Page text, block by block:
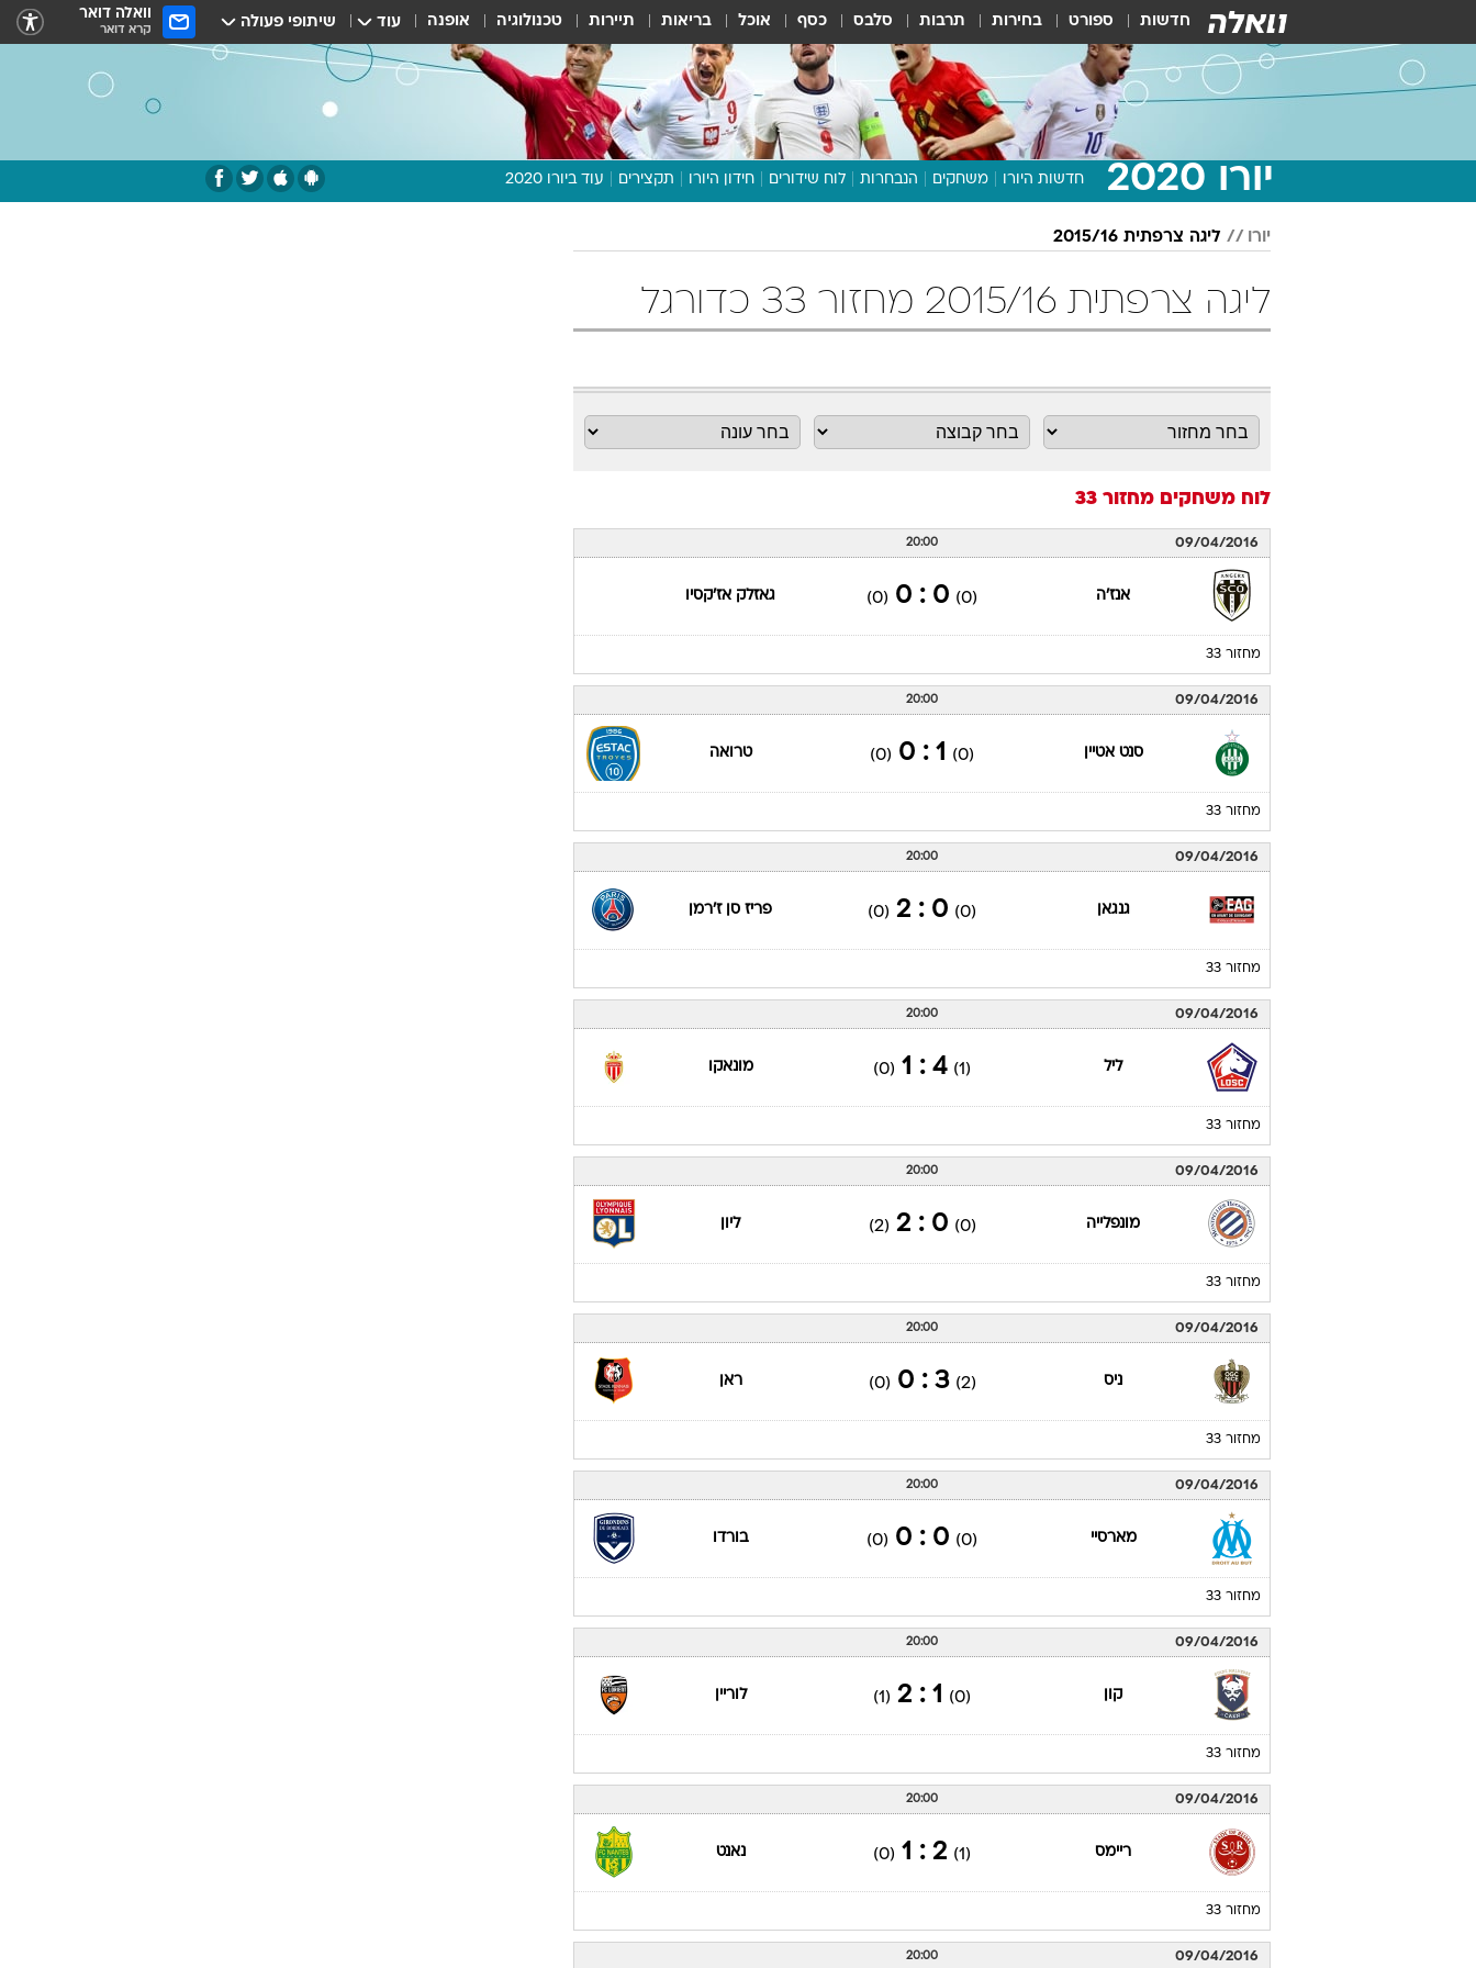
חדשות ספורט בחירות תרבות סלבס כסף אוכל בריאות תיירות טכנולוגיה אופנה עוד שיתופי פעולה וואלה דואר
קרא דואר
יורו 2020 חדשות היורו משחקים הנבחרות לוח שידורים חידון היורו תקצירים עוד ביורו 2020
תכנית היורו
יורו ליגה צרפתית 2015/16
ליגה צרפתית 2015/16 מחזור 33 כדורגל
לוח משחקים מחזור 33
09/04/2016
20:00
אנז'ה (0)
0 : 0
(0) גאזלק אז'קסיו
מחזור 33
09/04/2016
20:00
סנט אטיין (0)
1 : 0
(0) טרואה
מחזור 33
09/04/2016
20:00
גנגאן (0)
0 : 2
(0) פריז סן ז'רמן
מחזור 33
09/04/2016
20:00
ליל (1)
4 : 1
(0) מונאקו
מחזור 33
09/04/2016
20:00
מונפלייה (0)
0 : 2
(2) ליון
מחזור 33
09/04/2016
20:00
ניס (2)
3 : 0
(0) ראן
מחזור 33
09/04/2016
20:00
מארסיי (0)
0 : 0
(0) בורדו
מחזור 33
09/04/2016
20:00
קון (0)
1 : 2
(1) לוריין
מחזור 33
09/04/2016
20:00
ריימס (1)
2 : 1
(0) נאנט
מחזור 33
09/04/2016
20:00